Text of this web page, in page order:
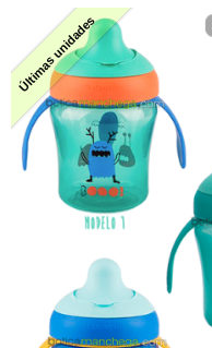
Últimas unidades